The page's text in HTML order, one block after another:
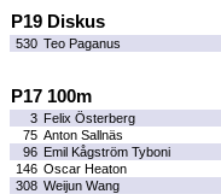
P19 Diskus
530 Teo Paganus
P17 100m
3 Felix Österberg
75 Anton Sallnäs
96 Emil Kågström Tyboni
146 Oscar Heaton
308 Weijun Wang